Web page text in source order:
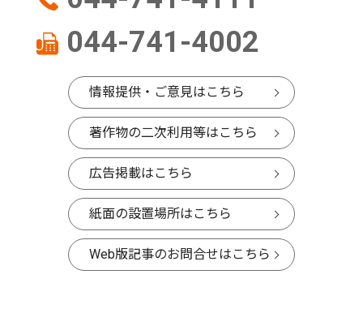
044-741-4002
情報提供・ご意見はこちら
著作物の二次利用等はこちら
広告掲載はこちら
紙面の設置場所はこちら
Web版記事のお問合せはこちら